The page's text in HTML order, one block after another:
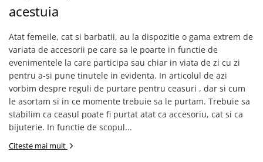
acestuia
Atat femeile, cat si barbatii, au la dispozitie o gama extrem de
variata de accesorii pe care sa le poarte in functie de
evenimentele la care participa sau chiar in viata de zi cu zi
pentru a-si pune tinutele in evidenta. In articolul de azi
vorbim despre reguli de purtare pentru ceasuri , dar si cum
le asortam si in ce momente trebuie sa le purtam. Trebuie sa
stabilim ca ceasul poate fi purtat atat ca accesoriu, cat si ca
bijuterie. In functie de scopul...
Citeste mai mult